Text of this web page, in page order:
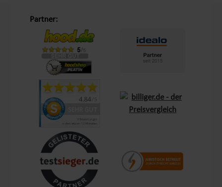
Mit dem Leitsatz „Schöner Leben in Haus und Garten“ ist es
unser Ziel, das Einkaufserlebnis unserer Kunden in Europa so
angenehm wie möglich zu gestalten. Durch unsere
EigenmarkenLemodo
genau auf die Bedürfnisse unserer Kunden abgestimmt sind.
Diese Marken stehen für Qualität und Funktionalität und
lassen keine Wünsche offen – sei es im Bereich Terrasse,
Outdoor oder Living.
Kundenzufriedenheit und Service aus Deutschland
Mit einem zentralen Standort in Bechhofen, im Herzen
Partner: